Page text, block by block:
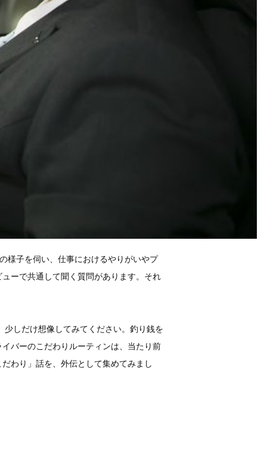
様子を伺い、仕事におけるやりがいやプ
ーで共通して聞く質問があります。それ
しだけ想像してみてください。釣り銭を
バーのこだわりルーティンは、当たり前
わり」話を、外伝として集めてみまし